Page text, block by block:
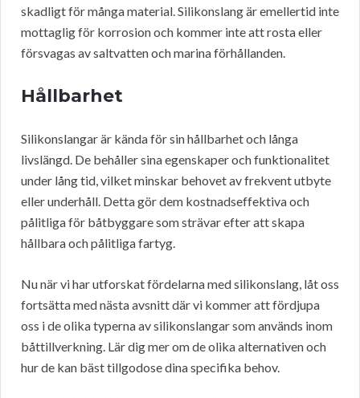
skadligt för många material. Silikonslang är emellertid inte
mottaglig för korrosion och kommer inte att rosta eller
försvagas av saltvatten och marina förhållanden.
Hållbarhet
Silikonslangar är kända för sin hållbarhet och långa
livslängd. De behåller sina egenskaper och funktionalitet
under lång tid, vilket minskar behovet av frekvent utbyte
eller underhåll. Detta gör dem kostnadseffektiva och
pålitliga för båtbyggare som strävar efter att skapa
hållbara och pålitliga fartyg.
Nu när vi har utforskat fördelarna med silikonslang, låt oss
fortsätta med nästa avsnitt där vi kommer att fördjupa
oss i de olika typerna av silikonslangar som används inom
båttillverkning. Lär dig mer om de olika alternativen och
hur de kan bäst tillgodose dina specifika behov.